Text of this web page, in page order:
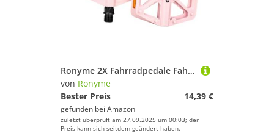
Ronyme 2X Fahrradpedale Fahrradpedale Wartung Leichte Reparatur mit Reflektor Radfahren Zubehör für Falträder Erwachsene, Hell-pink
von Ronyme
Bester Preis
14,39 €
gefunden bei Amazon
zuletzt überprüft am 27.09.2025 um 00:03; der
Preis kann sich seitdem geändert haben.